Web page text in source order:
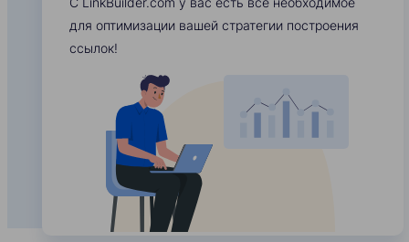
для оптимизации вашей стратегии построения
ссылок!